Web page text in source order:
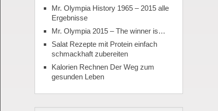
Mr. Olympia History 1965 – 2015 alle
Ergebnisse
Mr. Olympia 2015 – The winner is…
Salat Rezepte mit Protein einfach
schmackhaft zubereiten
Kalorien Rechnen Der Weg zum
gesunden Leben